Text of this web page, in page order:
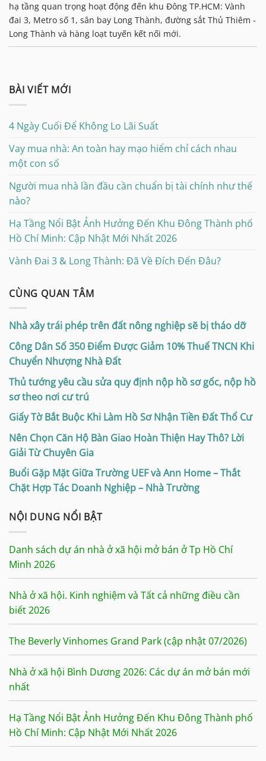
hạ tầng quan trọng hoạt động đến khu Đông TP.HCM: Vành
đai 3, Metro số 1, sân bay Long Thành, đường sắt Thủ Thiêm -
Long Thành và hàng loạt tuyến kết nối mới.
BÀI VIẾT MỚI
4 Ngày Cuối Để Không Lo Lãi Suất
Vay mua nhà: An toàn hay mạo hiểm chỉ cách nhau
một con số
Người mua nhà lần đầu cần chuẩn bị tài chính như thế
nào?
Hạ Tầng Nổi Bật Ảnh Hưởng Đến Khu Đông Thành phố
Hồ Chí Minh: Cập Nhật Mới Nhất 2026
Vành Đai 3 & Long Thành: Đã Về Đích Đến Đâu?
CÙNG QUAN TÂM
Nhà xây trái phép trên đất nông nghiệp sẽ bị tháo dỡ
Công Dân Số 350 Điểm Được Giảm 10% Thuế TNCN Khi
Chuyển Nhượng Nhà Đất
Thủ tướng yêu cầu sửa quy định nộp hồ sơ gốc, nộp hồ
sơ theo nơi cư trú
Giấy Tờ Bắt Buộc Khi Làm Hồ Sơ Nhận Tiền Đất Thổ Cư
Nên Chọn Căn Hộ Bàn Giao Hoàn Thiện Hay Thô? Lời
Giải Từ Chuyên Gia
Buổi Gặp Mặt Giữa Trường UEF và Ann Home – Thắt
Chặt Hợp Tác Doanh Nghiệp – Nhà Trường
NỘI DUNG NỔI BẬT
Danh sách dự án nhà ở xã hội mở bán ở Tp Hồ Chí
Minh 2026
Nhà ở xã hội. Kinh nghiệm và Tất cả những điều cần
biết 2026
The Beverly Vinhomes Grand Park (cập nhật 07/2026)
Nhà ở xã hội Bình Dương 2026: Các dự án mở bán mới
nhất
Hạ Tầng Nổi Bật Ảnh Hưởng Đến Khu Đông Thành phố
Hồ Chí Minh: Cập Nhật Mới Nhất 2026